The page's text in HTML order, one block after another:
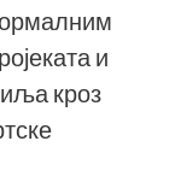
и
кроз